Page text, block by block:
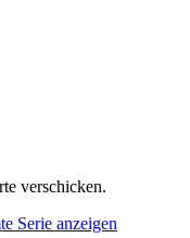
verschicken.
Serie anzeigen